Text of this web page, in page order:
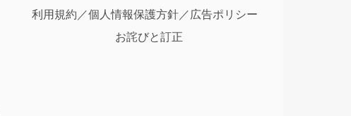
利用規約／個人情報保護方針／広告ポリシー
お詫びと訂正